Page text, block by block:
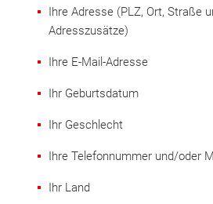
Ihre Adresse (PLZ, Ort, Straße
Adresszusätze)
Ihre E-Mail-Adresse
Ihr Geburtsdatum
Ihr Geschlecht
Ihre Telefonnummer und/oder
Ihr Land